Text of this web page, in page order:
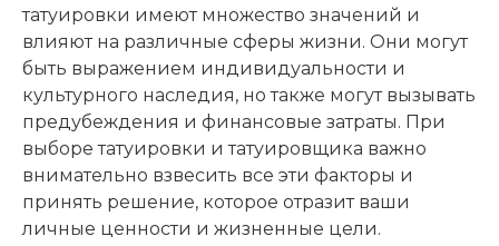
татуировки имеют множество значений и
влияют на различные сферы жизни. Они могут
быть выражением индивидуальности и
культурного наследия, но также могут вызывать
предубеждения и финансовые затраты. При
выборе татуировки и татуировщика важно
внимательно взвесить все эти факторы и
принять решение, которое отразит ваши
личные ценности и жизненные цели.